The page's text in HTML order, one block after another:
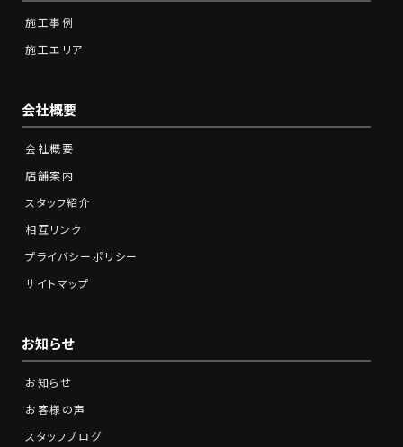
施工事例
施工エリア
会社概要
会社概要
店舗案内
スタッフ紹介
相互リンク
プライバシーポリシー
サイトマップ
お知らせ
お知らせ
お客様の声
スタッフブログ